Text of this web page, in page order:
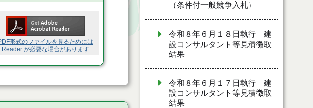
形式のファイルを見るためには
Reader が必要な場合があります
（条件付一般競争入札）
令和８年６月１８日執行 建
設コンサルタント等見積徴取
結果
令和８年６月１７日執行 建
設コンサルタント等見積徴取
結果